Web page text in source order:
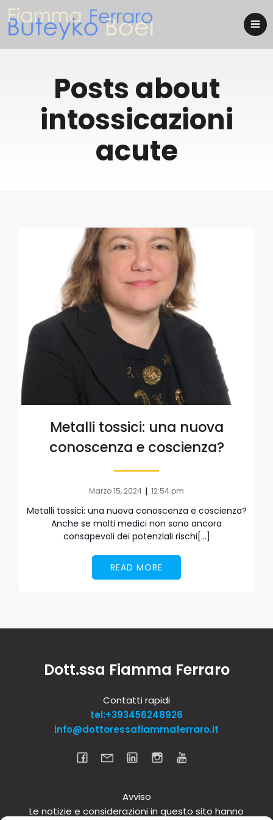
Posts about
intossicazioni
acute
Metalli tossici: una nuova
conoscenza e coscienza?
Marzo 15, 2024 | 12:54 pm
Metalli tossici: una nuova conoscenza e coscienza?
Anche se molti medici non sono ancora
consapevoli dei potenzlali rischi[…]
READ MORE
Dott.ssa Fiamma Ferraro
Contatti rapidi
tel:+393456248926
info@dottoressafiammaferraro.it
Avviso
Le notizie e considerazioni in questo sito hanno